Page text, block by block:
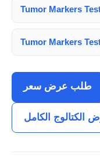
Tumor Markers
Tumor Markers
طلب عرض سعر
الكتالوج الكامل